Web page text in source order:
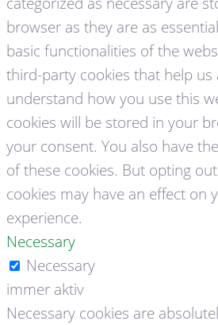
browser as they are as
basic functionalities of the
third-party cookies that help us
understand how you use this
cookies will be stored in your
your consent. You also have
of these cookies. But opting
cookies may have an effect on
experience.
Necessary
Necessary
immer aktiv
Necessary cookies are